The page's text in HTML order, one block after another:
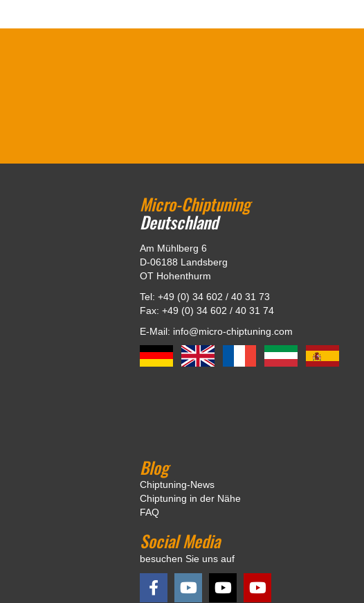
Micro-Chiptuning
Deutschland
Am Mühlberg 6
D-06188 Landsberg
OT Hohenthurm
Tel: +49 (0) 34 602 / 40 31 73
Fax: +49 (0) 34 602 / 40 31 74
E-Mail: info@micro-chiptuning.com
Blog
Chiptuning-News
Chiptuning in der Nähe
FAQ
Social Media
besuchen Sie uns auf